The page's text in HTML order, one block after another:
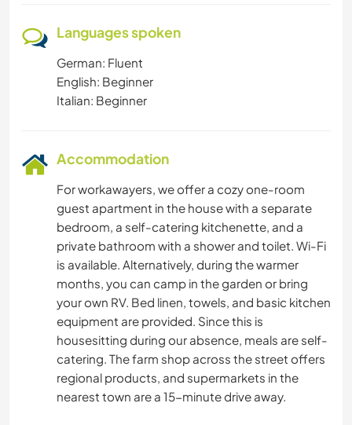
Languages spoken
German: Fluent
English: Beginner
Italian: Beginner
Accommodation
For workawayers, we offer a cozy one-room
guest apartment in the house with a separate
bedroom, a self-catering kitchenette, and a
private bathroom with a shower and toilet. Wi-Fi
is available. Alternatively, during the warmer
months, you can camp in the garden or bring
your own RV. Bed linen, towels, and basic kitchen
equipment are provided. Since this is
housesitting during our absence, meals are self-
catering. The farm shop across the street offers
regional products, and supermarkets in the
nearest town are a 15-minute drive away.